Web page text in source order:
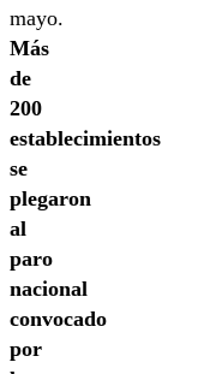
mayo.
Más
de
200
establecimientos
se
plegaron
al
paro
nacional
convocado
por